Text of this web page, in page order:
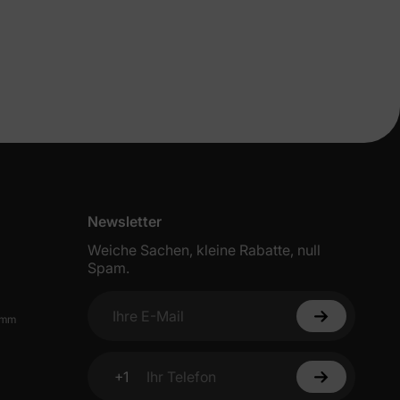
Newsletter
Weiche Sachen, kleine Rabatte, null
Spam.
Ihre E-Mail
+1
Ihr Telefon
&
erste